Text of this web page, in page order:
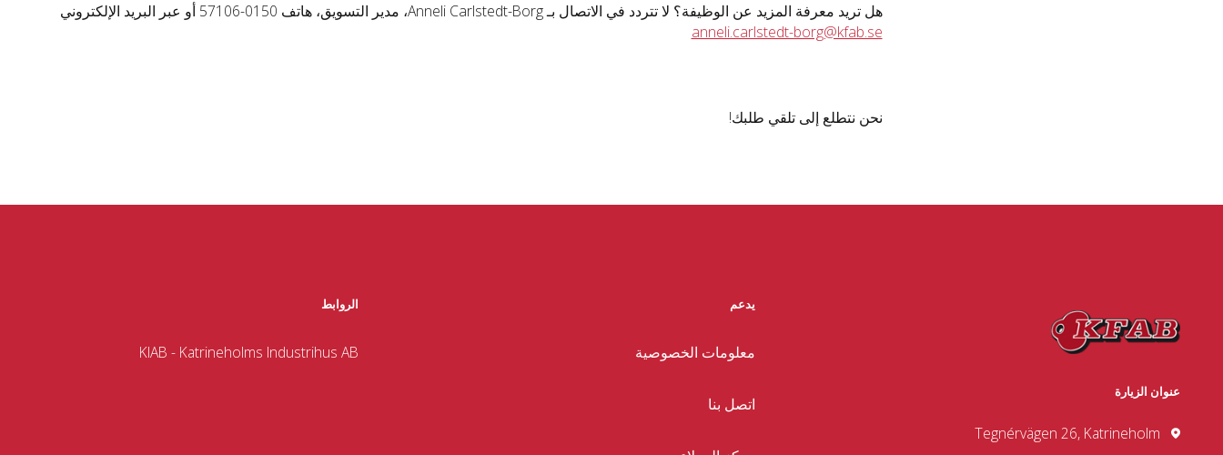
هل تريد معرفة المزيد عن الوظيفة؟ لا تتردد في الاتصال بـ Anneli Carlstedt-Borg، مدير التسويق، هاتف 0150-57106 أو عبر البريد الإلكتروني
anneli.carlstedt-borg@kfab.se
نحن نتطلع إلى تلقي طلبك!
عنوان الزيارة
Tegnérvägen 26, Katrineholm
يدعم
معلومات الخصوصية
اتصل بنا
الروابط
KIAB - Katrineholms Industrihus AB